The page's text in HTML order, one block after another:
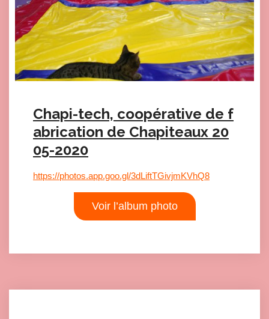
Chapi-tech, coopérative de f
abrication de Chapiteaux 20
05-2020
https://photos.app.goo.gl/3dLiftTGivjmKVhQ8
Voir l’album photo